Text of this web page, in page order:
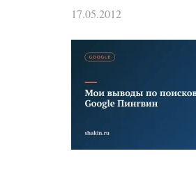
17.05.2012